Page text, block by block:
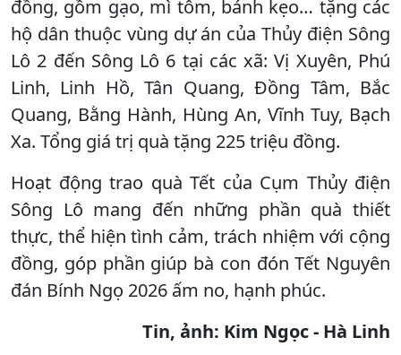
đồng, gồm gạo, mì tôm, bánh kẹo… tặng các
hộ dân thuộc vùng dự án của Thủy điện Sông
Lô 2 đến Sông Lô 6 tại các xã: Vị Xuyên, Phú
Linh, Linh Hồ, Tân Quang, Đồng Tâm, Bắc
Quang, Bằng Hành, Hùng An, Vĩnh Tuy, Bạch
Xa. Tổng giá trị quà tặng 225 triệu đồng.
Hoạt động trao quà Tết của Cụm Thủy điện
Sông Lô mang đến những phần quà thiết
thực, thể hiện tình cảm, trách nhiệm với cộng
đồng, góp phần giúp bà con đón Tết Nguyên
đán Bính Ngọ 2026 ấm no, hạnh phúc.
Tin, ảnh: Kim Ngọc - Hà Linh